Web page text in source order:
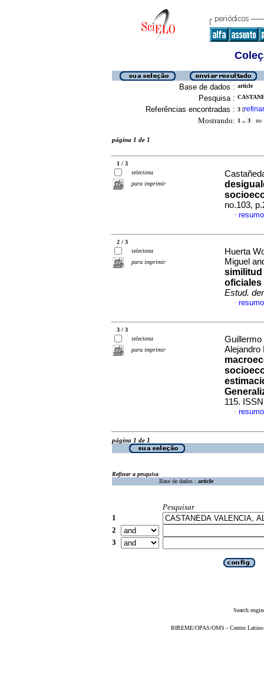
Base de dados : article
Pesquisa :
Referências encontradas : 3 [refinar
Mostrando: 1 .. 3 no
página 1 de 1
1 / 3
seleciona
para imprimir
no.103,
·
2 / 3
seleciona
para imprimir
Huerta
Miguel
similitud
oficiales
Estud.
·
3 / 3
seleciona
para imprimir
Guillermo
Alejandro
115.
·
página 1 de 1
Refinar a pesquisa
Base de dados : article
Pesquisar
1
2
3
Search
BIREME/OPAS/OMS - Centro Latino-